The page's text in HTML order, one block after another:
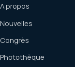
A propos
Nouvelles
Congrès
Photothèque